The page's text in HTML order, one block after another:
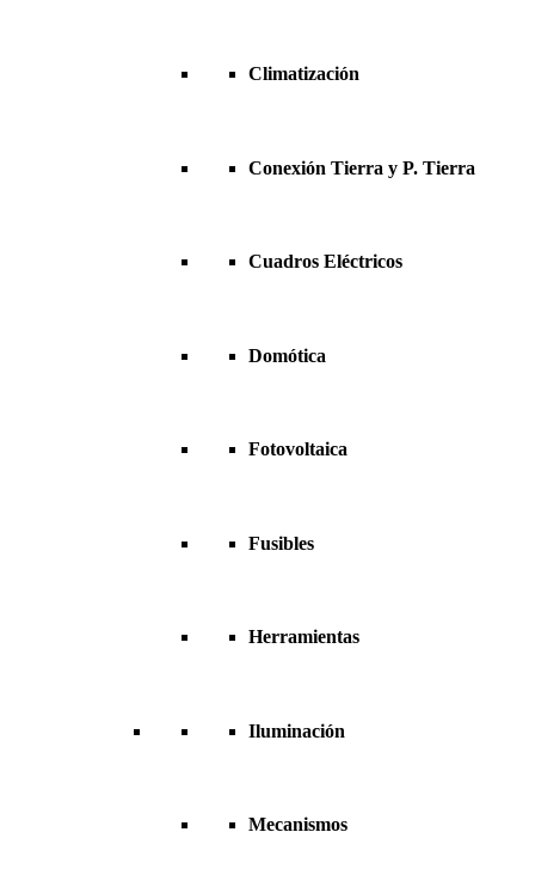
Climatización
Conexión Tierra y P. Tierra
Cuadros Eléctricos
Domótica
Fotovoltaica
Fusibles
Herramientas
Iluminación
Mecanismos